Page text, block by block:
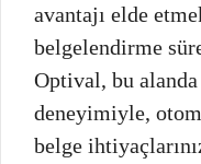
avantajı elde
belgelendirme
Optival, bu
deneyimiyle,
belge